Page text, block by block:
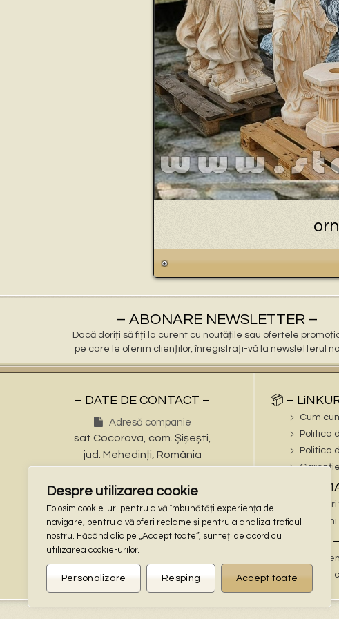
Despre utilizarea cookie
Folosim cookie-uri pentru a vă îmbunătăți experiența de
navigare, pentru a vă oferi reclame și pentru a analiza traficul
nostru. Făcând clic pe „Accept toate”, sunteți de acord cu
utilizarea cookie-urilor.
Personalizare Resping Accept toate
– ABONARE NEWSLETTER –
Dacă doriți să fiți la curent cu noutățile sau ofertele
pe care le oferim clienților, înregistrați-vă la newsletterul
– DATE DE CONTACT –
Adresă companie
sat Cocorova, com. Șișești,
jud. Mehedinți, România
Tel: (+40) 721 695 473
Tel: (+40) 748 862 997
Adresa de email
stalpisorisistatuete@gmail.com
Locaţie GPS
📦 –
Cum
Politica
Politica
ℹ️ –
Termeni
🔒 – LEGAL –
Politica